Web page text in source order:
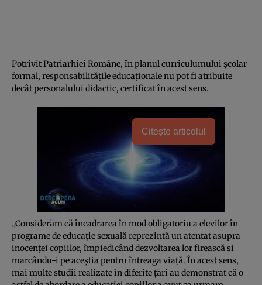
Potrivit Patriarhiei Române, în planul curriculumului şcolar
formal, responsabilităţile educaţionale nu pot fi atribuite
decât personalului didactic, certificat în acest sens.
Citește articolul
„Considerăm că încadrarea în mod obligatoriu a elevilor în
programe de educaţie sexuală reprezintă un atentat asupra
inocenţei copiilor, împiedicând dezvoltarea lor firească şi
marcându-i pe aceştia pentru întreaga viaţă. În acest sens,
mai multe studii realizate în diferite ţări au demonstrat că o